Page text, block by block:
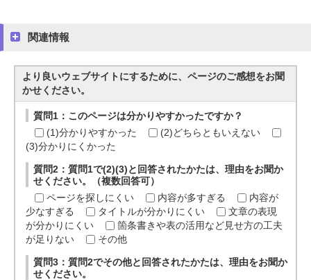
関連情報
より良いウェブサイトにするために、ページのご感想をお聞
かせください。
質問1：このページは分かりやすかったですか？
(1)分かりやすかった
(2)どちらともいえない
(3)分かりにくかった
質問2：質問1で(2)(3)と回答されたかたは、理由をお聞か
せください。（複数回答可）
ページを探しにくい
内容が多すぎる
内容が
少なすぎる
タイトルが分かりにくい
文章の表現
が分かりにくい
箇条書きや表の活用など見せ方の工夫
が足りない
その他
質問3：質問2でその他と回答されたかたは、理由をお聞か
せください。